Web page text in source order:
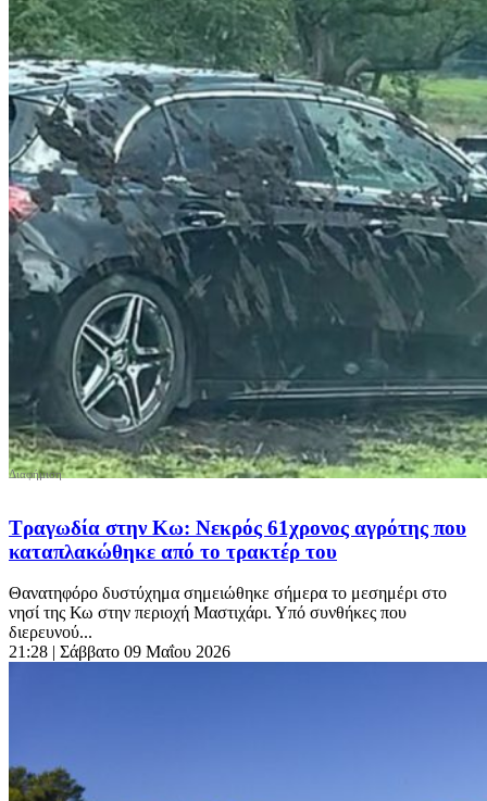
Τραγωδία στην Κω: Νεκρός 61χρονος αγρότης που
καταπλακώθηκε από το τρακτέρ του
Θανατηφόρο δυστύχημα σημειώθηκε σήμερα το μεσημέρι στο
νησί της Κω στην περιοχή Μαστιχάρι. Υπό συνθήκες που
διερευνού...
21:28 | Σάββατο 09 Μαΐου 2026